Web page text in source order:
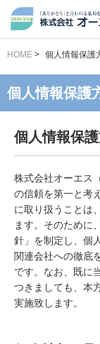
HOME > 個人情報保護
個人情報保護
個人情報保
株式会社オーエス
の信頼を第一と考
に取り扱うことは
ます。そのために
針」を制定し、個
関連会社への徹底
です。なお、既に
つきましても、本
実施致します。